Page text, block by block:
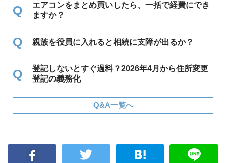
Q
エアコンをまとめ買いしたら、一括で経費にでき
ますか？
Q 親族を役員に入れると相続に支障が出るか？
Q
登記しないとすぐ過料？2026年4月から住所変更
登記の義務化
Q&A一覧へ